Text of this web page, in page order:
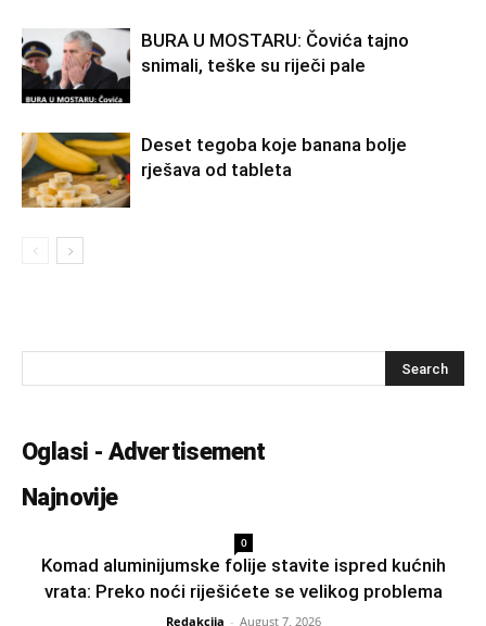
BURA U MOSTARU: Čovića tajno
snimali, teške su riječi pale
Deset tegoba koje banana bolje
rješava od tableta
Oglasi - Advertisement
Najnovije
0
Komad aluminijumske folije stavite ispred kućnih
vrata: Preko noći riješićete se velikog problema
Redakcija - August 7, 2026